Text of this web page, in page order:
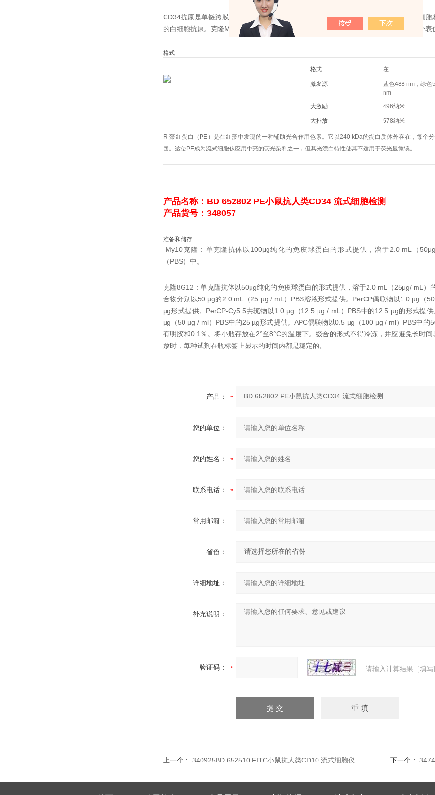
CD34抗原是单链跨膜糖蛋白，先生105至120千道尔顿（kd）。该抗原与人类造血祖细
的白细胞抗原。 克隆My10和克隆8G12识别两个不同的CD34表位。 已经鉴定出至少三个表
格式
格式 在
激发源
蓝色488 nm，绿色
nm
大激励
496纳米
大排放 578纳米
R-藻红蛋白（PE）是在红藻中发现的一种辅助光合作用色素。它以240 kDa的蛋白质体外存在，每个
团。 这使PE成为流式细胞仪应用中亮的荧光染料之一，但其光漂白特性使其不适用于荧光显微镜。
产品名称： BD 652802 PE小鼠抗人类CD34 流式细胞检测
产品货号：348057
准备和储存
My10克隆：单克隆抗体以100μg纯化的免疫球蛋白的形式提供，溶于2.0 mL（
（PBS）中。
克隆8G12：单克隆抗体以50μg纯化的免疫球蛋白的形式提供，溶于2.0 mL（25μg/ mL）
合物分别以50 µg的2.0 mL（25 µg / mL）PBS溶液形式提供。 PerCP偶联物以1.0 µg（
µg形式提供。 PerCP-Cy5.5共轭物以1.0 µg（12.5 µg / mL）PBS中的12.5 µg的形式提供
µg（50 µg / ml）PBS中的25 µg形式提供。 APC偶联物以0.5 µg（100 µg / ml）PBS中的
有明胶和0.1％。将小瓶存放在2°至8°C的温度下。缀合的形式不得冷冻，并应避免长时
放时，每种试剂在瓶标签上显示的时间内都是稳定的。
产品：
您的单位：
您的姓名：
联系电话：
常用邮箱：
省份：
详细地址：
补充说明：
验证码： 请输入计算结果（填
上一个： 340925BD 652510 FITC小鼠抗人类CD10 流式细胞仪 下一个：